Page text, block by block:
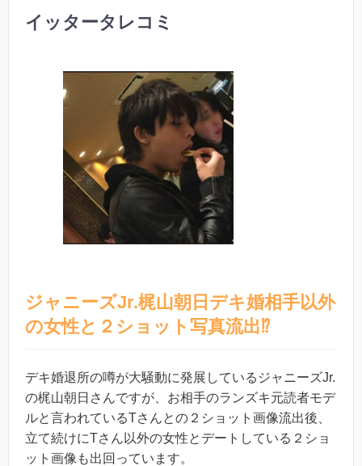
イッタータレコミ
ジャニーズJr.梶山朝日デキ婚相手以外
の女性と２ショット写真流出⁉︎
デキ婚退所の噂が大騒動に発展しているジャニーズJr.
の梶山朝日さんですが、お相手のランズキ元読者モデ
ルと言われているTさんとの２ショット画像流出後、
立て続けにTさん以外の女性とデートしている２ショ
ット画像も出回っています。